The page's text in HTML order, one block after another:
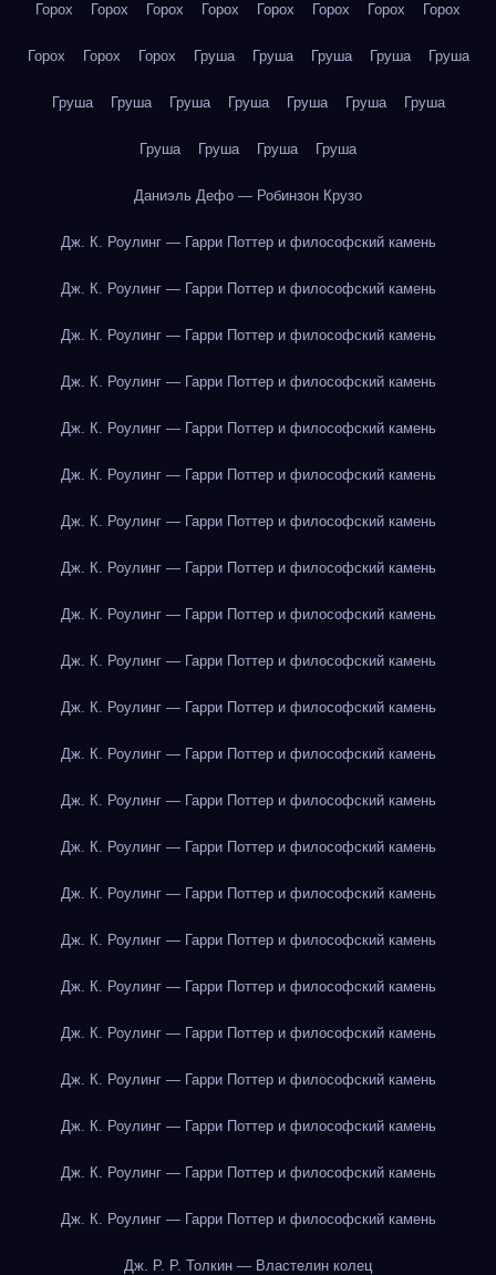
Горох Горох Горох Горох Горох Горох Горох Горох
Горох Горох Горох Груша Груша Груша Груша Груша
Груша Груша Груша Груша Груша Груша Груша
Груша Груша Груша Груша
Даниэль Дефо — Робинзон Крузо
Дж. К. Роулинг — Гарри Поттер и философский камень
Дж. К. Роулинг — Гарри Поттер и философский камень
Дж. К. Роулинг — Гарри Поттер и философский камень
Дж. К. Роулинг — Гарри Поттер и философский камень
Дж. К. Роулинг — Гарри Поттер и философский камень
Дж. К. Роулинг — Гарри Поттер и философский камень
Дж. К. Роулинг — Гарри Поттер и философский камень
Дж. К. Роулинг — Гарри Поттер и философский камень
Дж. К. Роулинг — Гарри Поттер и философский камень
Дж. К. Роулинг — Гарри Поттер и философский камень
Дж. К. Роулинг — Гарри Поттер и философский камень
Дж. К. Роулинг — Гарри Поттер и философский камень
Дж. К. Роулинг — Гарри Поттер и философский камень
Дж. К. Роулинг — Гарри Поттер и философский камень
Дж. К. Роулинг — Гарри Поттер и философский камень
Дж. К. Роулинг — Гарри Поттер и философский камень
Дж. К. Роулинг — Гарри Поттер и философский камень
Дж. К. Роулинг — Гарри Поттер и философский камень
Дж. К. Роулинг — Гарри Поттер и философский камень
Дж. К. Роулинг — Гарри Поттер и философский камень
Дж. К. Роулинг — Гарри Поттер и философский камень
Дж. К. Роулинг — Гарри Поттер и философский камень
Дж. Р. Р. Толкин — Властелин колец